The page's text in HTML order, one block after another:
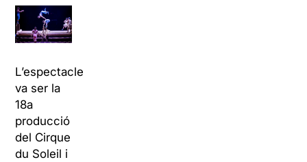
L’espectacle
va ser la
18a
producció
del Cirque
du Soleil i